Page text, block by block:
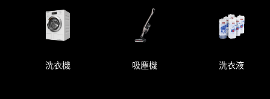
洗衣機 吸塵機 洗衣液